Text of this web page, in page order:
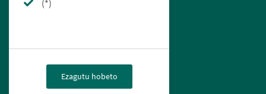
(*)
Ezagutu hobeto